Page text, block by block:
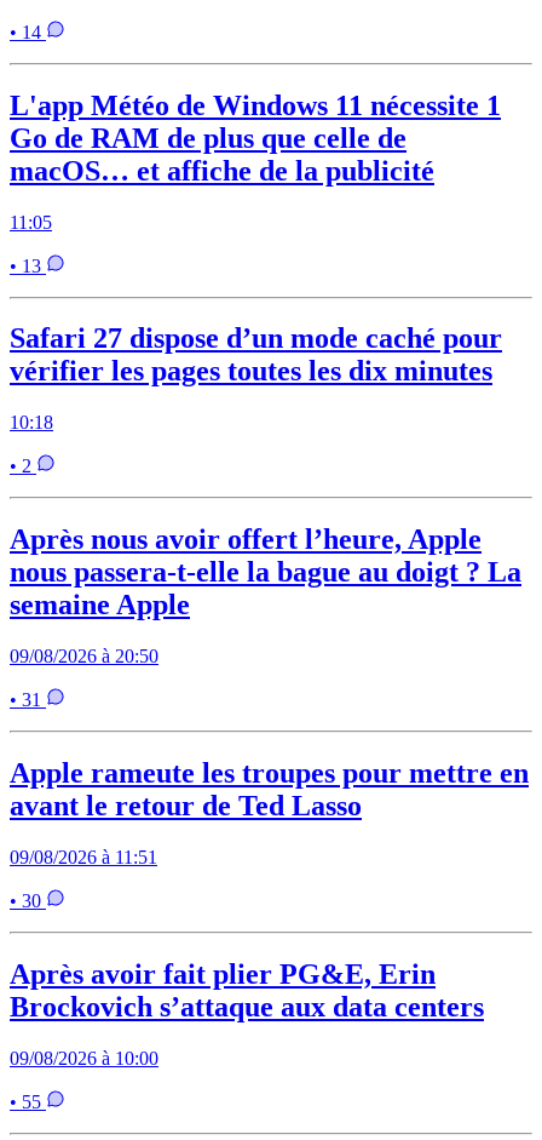
• 14
L'app Météo de Windows 11 nécessite 1
Go de RAM de plus que celle de
macOS… et affiche de la publicité
11:05
• 13
Safari 27 dispose d’un mode caché pour
vérifier les pages toutes les dix minutes
10:18
• 2
Après nous avoir offert l’heure, Apple
nous passera-t-elle la bague au doigt ? La
semaine Apple
09/08/2026 à 20:50
• 31
Apple rameute les troupes pour mettre en
avant le retour de Ted Lasso
09/08/2026 à 11:51
• 30
Après avoir fait plier PG&E, Erin
Brockovich s’attaque aux data centers
09/08/2026 à 10:00
• 55